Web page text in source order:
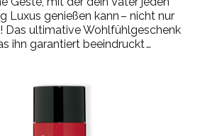
Luxus genießen kann – nicht nur
Das ultimative Wohlfühlgeschenk
ihn garantiert beeindruckt …